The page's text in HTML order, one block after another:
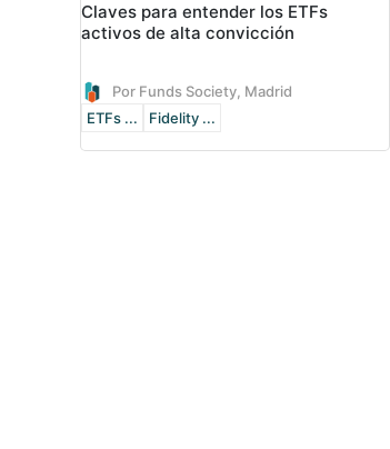
Claves para entender los ETFs
activos de alta convicción
Por Funds Society, Madrid
ETFs ...
Fidelity ...